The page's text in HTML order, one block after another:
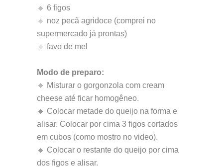
🔸 6 figos
🔸 noz pecã agridoce (comprei no
supermercado já prontas)
🔸 favo de mel
Modo de preparo:
🔹 Misturar o gorgonzola com cream
cheese até ficar homogêneo.
🔹 Colocar metade do queijo na forma e
alisar. Colocar por cima 3 figos cortados
em cubos (como mostro no video).
🔹 Colocar o restante do queijo por cima
dos figos e alisar.